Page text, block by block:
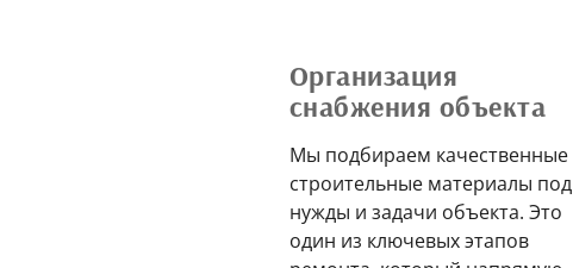
Организация
снабжения объекта
Мы подбираем качественные
строительные материалы под
нужды и задачи объекта. Это
один из ключевых этапов